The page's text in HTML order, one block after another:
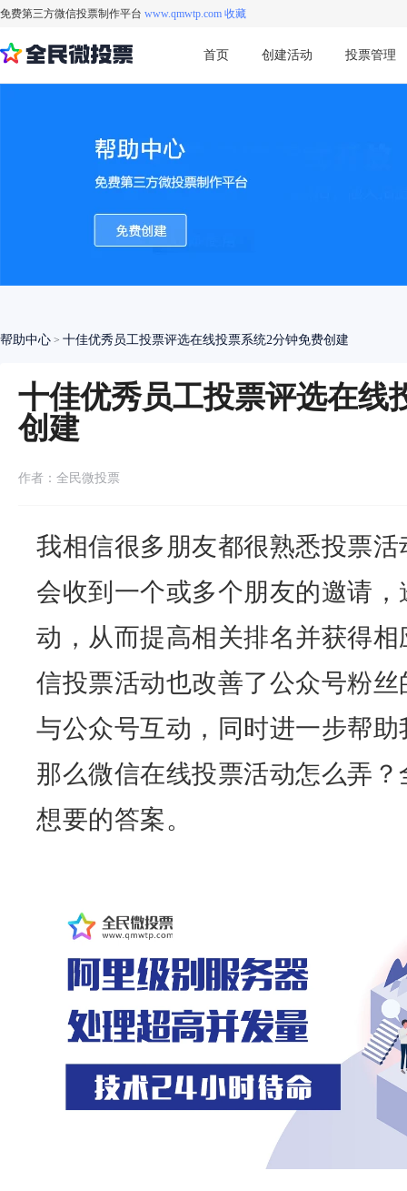
免费第三方微信投票制作平台 www.qmwtp.com 收藏
首页 创建活动 投票管理
帮助中心 > 十佳优秀员工投票评选在线投票系统2分钟免费创建
十佳优秀员工投票评选在线
创建
作者：全民微投票
我相信很多朋友都很熟悉投票活
会收到一个或多个朋友的邀请，
动，从而提高相关排名并获得
信投票活动也改善了公众号粉
与公众号互动，同时进一步帮
那么微信在线投票活动怎么弄
想要的答案。